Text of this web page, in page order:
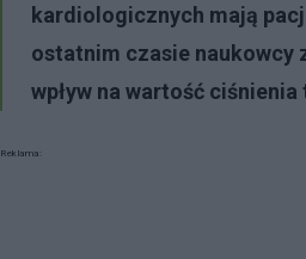
kardiologicznych mają
ostatnim czasie naukowcy
wpływ na wartość
Reklama: